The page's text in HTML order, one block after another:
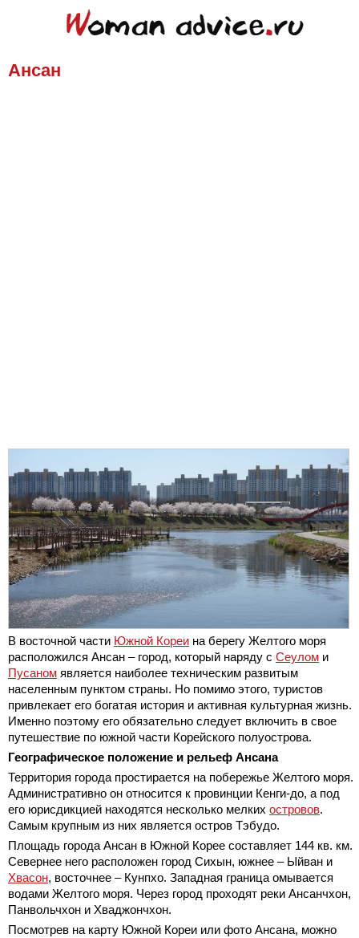
Ансан
В восточной части Южной Кореи на берегу Желтого моря
расположился Ансан – город, который наряду с Сеулом и
Пусаном является наиболее техническим развитым
населенным пунктом страны. Но помимо этого, туристов
привлекает его богатая история и активная культурная жизнь.
Именно поэтому его обязательно следует включить в свое
путешествие по южной части Корейского полуострова.
Географическое положение и рельеф Ансана
Территория города простирается на побережье Желтого моря.
Административно он относится к провинции Кенги-до, а под
его юрисдикцией находятся несколько мелких островов.
Самым крупным из них является остров Тэбудо.
Площадь города Ансан в Южной Корее составляет 144 кв. км.
Севернее него расположен город Сихын, южнее – Ыйван и
Хвасон, восточнее – Кунпхо. Западная граница омывается
водами Желтого моря. Через город проходят реки Ансанчхон,
Панвольчхон и Хваджончхон.
Посмотрев на карту Южной Кореи или фото Ансана, можно